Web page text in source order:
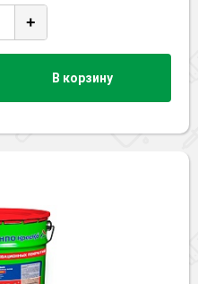
+
В корзину